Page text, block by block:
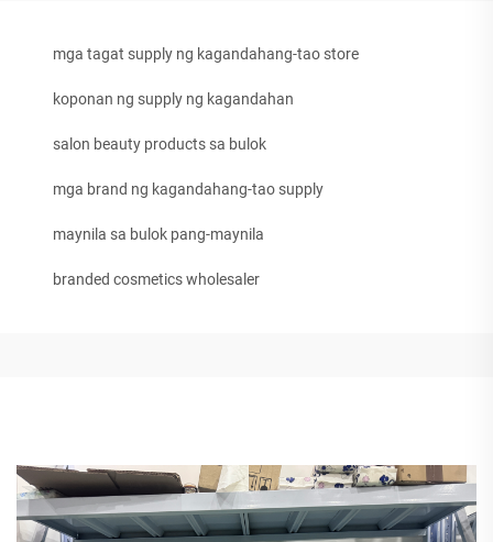
mga tagat supply ng kagandahang-tao store
koponan ng supply ng kagandahan
salon beauty products sa bulok
mga brand ng kagandahang-tao supply
maynila sa bulok pang-maynila
branded cosmetics wholesaler